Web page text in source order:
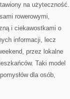
na użyteczność.
rowerowymi,
i ciekawostkami o
informacji, lecz
przez lokalne
Taki model
dla osób,